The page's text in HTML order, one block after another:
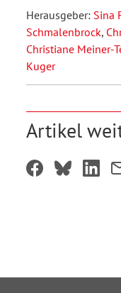
Herausgeber: Sina
Schmalenbrock,
Christiane Meiner-
Kuger
Artikel